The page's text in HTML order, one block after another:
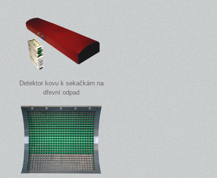
Detektor kovu k sekačkám na
dřevní odpad